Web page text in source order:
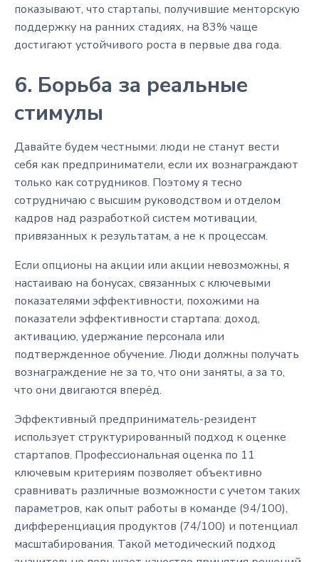
показывают, что стартапы, получившие менторскую
поддержку на ранних стадиях, на 83% чаще
достигают устойчивого роста в первые два года.
6. Борьба за реальные
стимулы
Давайте будем честными: люди не станут вести
себя как предприниматели, если их вознаграждают
только как сотрудников. Поэтому я тесно
сотрудничаю с высшим руководством и отделом
кадров над разработкой систем мотивации,
привязанных к результатам, а не к процессам.
Если опционы на акции или акции невозможны, я
настаиваю на бонусах, связанных с ключевыми
показателями эффективности, похожими на
показатели эффективности стартапа: доход,
активацию, удержание персонала или
подтвержденное обучение. Люди должны получать
вознаграждение не за то, что они заняты, а за то,
что они двигаются вперёд.
Эффективный предприниматель-резидент
использует структурированный подход к оценке
стартапов. Профессиональная оценка по 11
ключевым критериям позволяет объективно
сравнивать различные возможности с учетом таких
параметров, как опыт работы в команде (94/100),
дифференциация продуктов (74/100) и потенциал
масштабирования. Такой методический подход